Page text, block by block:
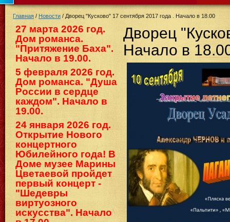
Главная / Новости / Дворец "Кусково" 17 сентября 2017 года . Начало в 18.00
27 марта 2026 год.
Дом романса.
"Притяжение Баха".
Начало в 19.00.
5 февраля 2026 год.
Дом романса. "Душа
России в сердце
каждом". Начало в
19.00.
24 января 2026 год.
Открытие Нового
концертного
Юбилейного года! В
Доме музее Марины
Цветаевой пройдет
первый концерт -
"Шедевры
виртуозного
искусства". Начало
Дворец
Начало в